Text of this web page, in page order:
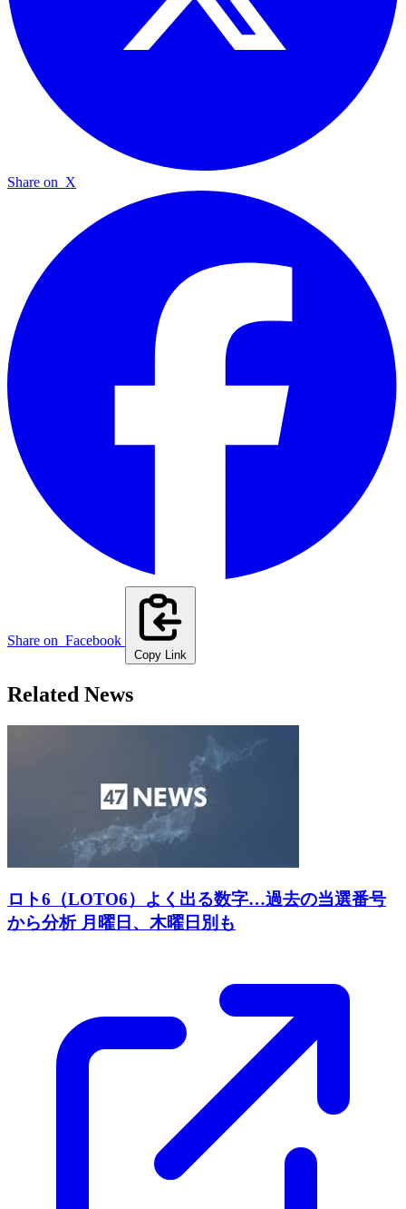
Share on X
Share on Facebook
Copy Link
Related News
ロト6（LOTO6）よく出る数字…過去の当選番号
から分析 月曜日、木曜日別も